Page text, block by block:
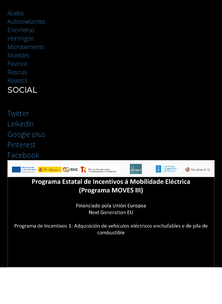
Ácidos
Autonivelantes
Encimeras
Hormigón
Microcemento
Muebles
Pavinox
Resinas
Revestil
SOCIAL
Twitter
LinkedIn
Google plus
Pinterest
Facebook